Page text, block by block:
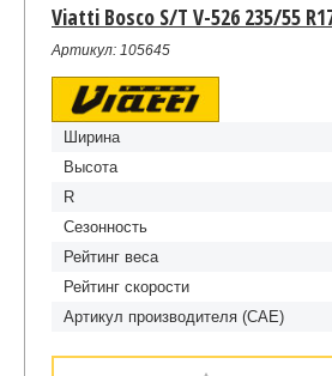
Viatti Bosco S/T V-526 235/55
Артикул: 105645
Ширина
Высота
R
Сезонность
Рейтинг веса
Рейтинг скорости
Артикул производителя (CAE)